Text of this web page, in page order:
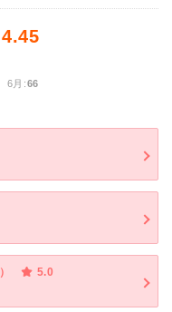
4.45
月:66
5.0